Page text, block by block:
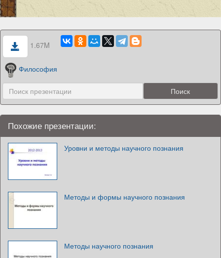
1.67M
Философия
Похожие презентации:
Уровни и методы научного познания
Методы и формы научного познания
Методы научного познания